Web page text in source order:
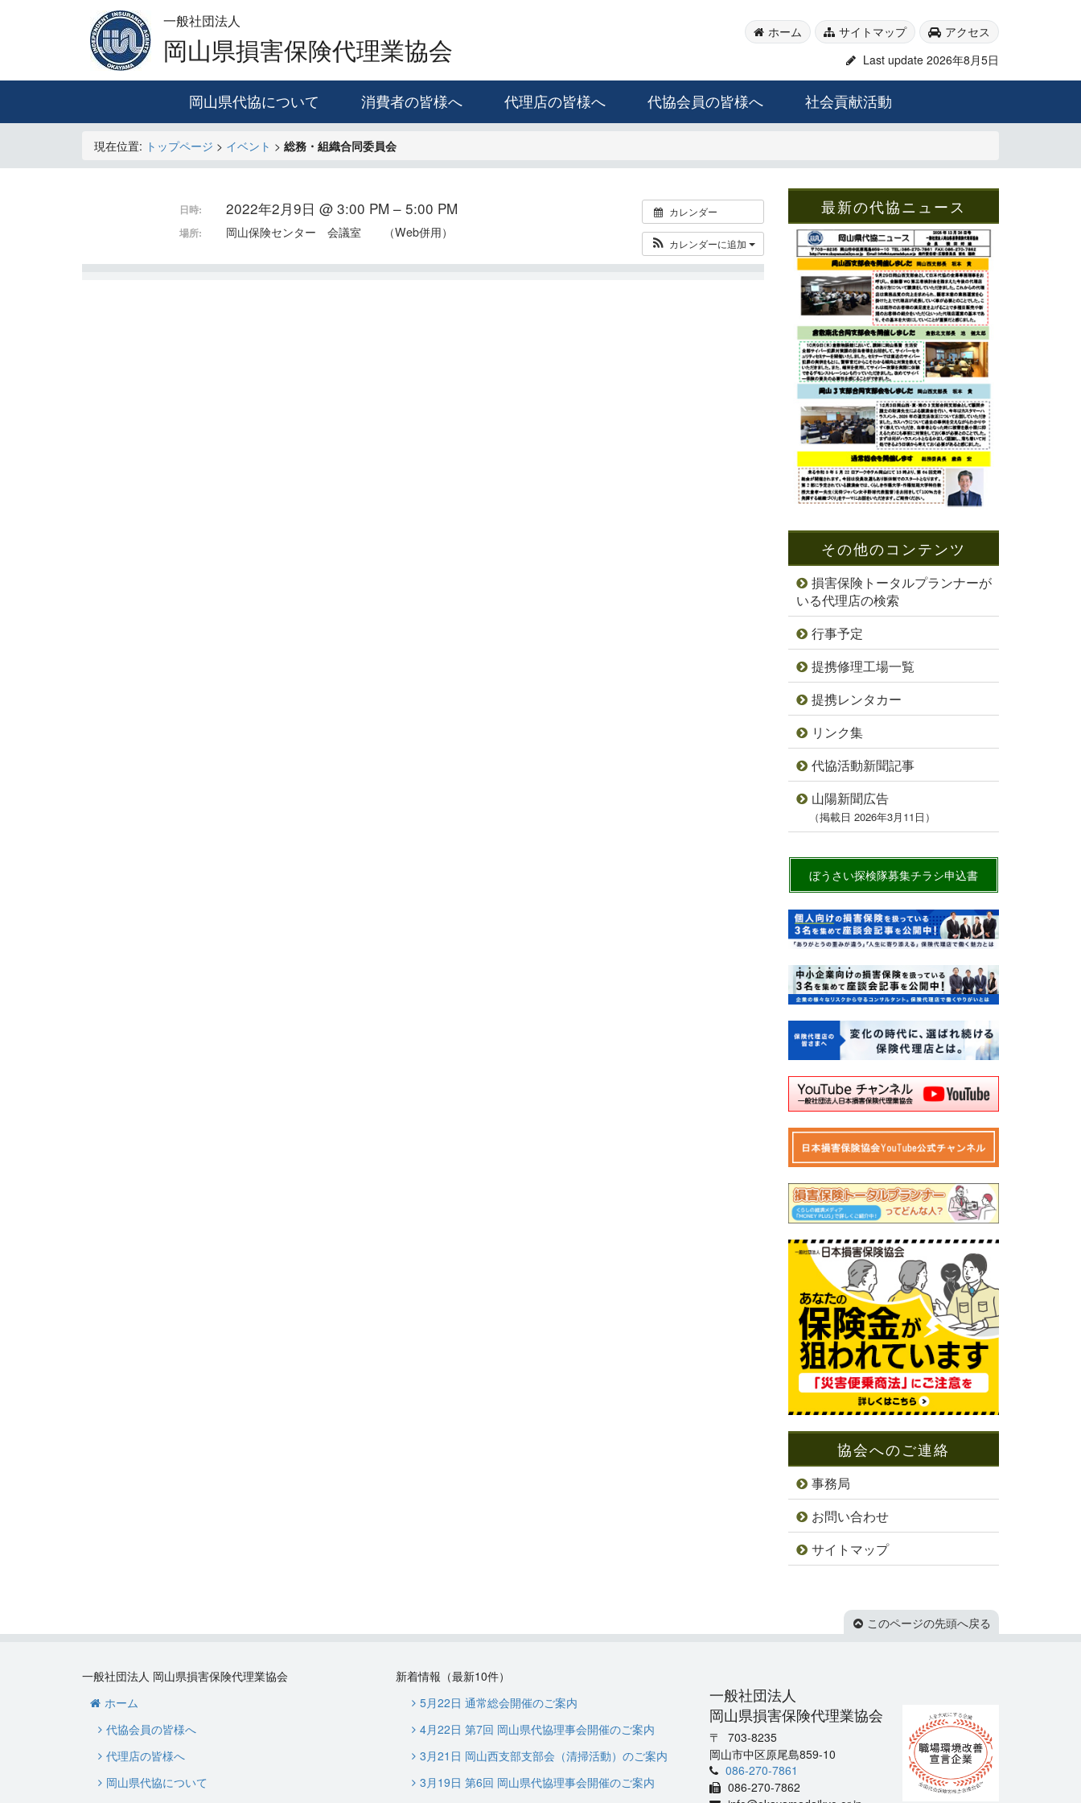
一般社団法人
岡山県損害保険代理業協会
ホーム サイトマップ
アクセス
Last update 2026年8月5日
岡山県代協について 消費者の皆様へ 代理店の皆様へ 代協会員の皆様へ 社会貢献活動
現在位置: トップページ > イベント > 総務・組織合同委員会
カレンダー
カレンダーに追加
日時: 2022年2月9日 @ 3:00 PM – 5:00 PM
場所: 岡山保険センター 会議室 （Web併用）
最新の代協ニュース
その他のコンテンツ
損害保険トータルプランナーが
いる代理店の検索
行事予定
提携修理工場一覧
提携レンタカー
リンク集
代協活動新聞記事
山陽新聞広告
（掲載日 2026年3月11日）
ぼうさい探検隊募集チラシ申込書
協会へのご連絡
事務局
お問い合わせ
サイトマップ
このページの先頭へ戻る
一般社団法人 岡山県損害保険代理業協会
ホーム
代協会員の皆様へ
代理店の皆様へ
岡山県代協について
新着情報（最新10件）
5月22日 通常総会開催のご案内
4月22日 第7回 岡山県代協理事会開催のご案内
3月21日 岡山西支部支部会（清掃活動）のご案内
3月19日 第6回 岡山県代協理事会開催のご案内
一般社団法人
岡山県損害保険代理業協会
703-8235
岡山市中区原尾島859-10
086-270-7861
086-270-7862